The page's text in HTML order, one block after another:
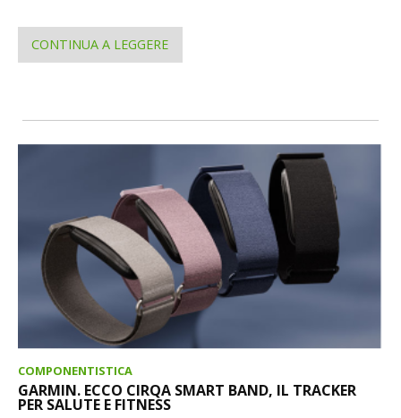
CONTINUA A LEGGERE
COMPONENTISTICA
GARMIN. ECCO CIRQA SMART BAND, IL TRACKER
PER SALUTE E FITNESS